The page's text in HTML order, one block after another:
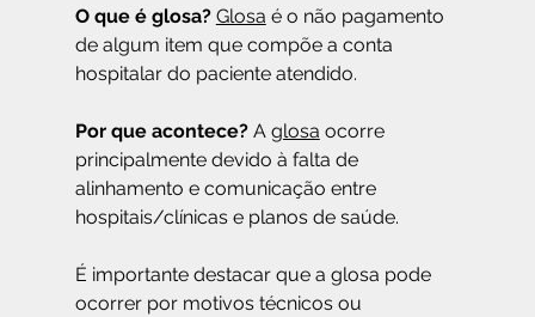
O que é glosa? Glosa é o não pagamento
de algum item que compõe a conta
hospitalar do paciente atendido.
Por que acontece? A glosa ocorre
principalmente devido à falta de
alinhamento e comunicação entre
hospitais/clínicas e planos de saúde.
É importante destacar que a glosa pode
ocorrer por motivos técnicos ou